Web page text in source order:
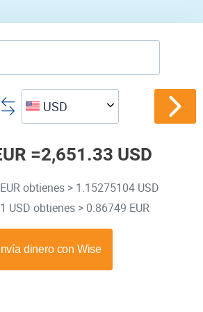
USD
=2,651.33 USD
obtienes > 1.15275104 USD
USD obtienes > 0.86749 EUR